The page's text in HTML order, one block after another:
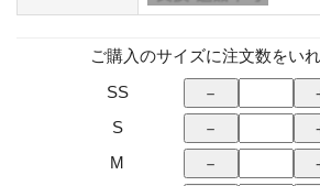
ご購入のサイズに注文数をい
SS
S
M